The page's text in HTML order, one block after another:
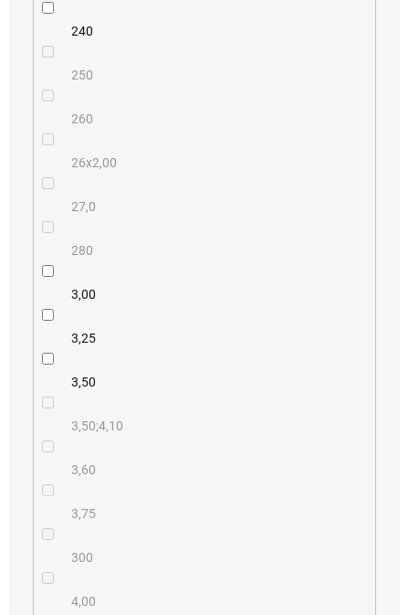
240
250
260
26x2,00
27,0
280
3,00
3,25
3,50
3,50;4,10
3,60
3,75
300
4,00